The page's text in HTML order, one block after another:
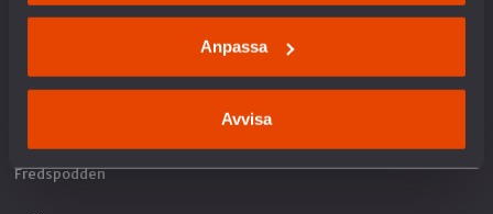
Anpassa
Avvisa
Situationen i Palestina och Israel
Hållbar fred och säkerhet
Fredstidningen PAX
Fredspodden